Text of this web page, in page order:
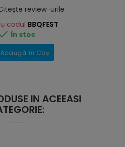
review-urile
codul BBQFEST
În stoc
Adaugă în Coș
IN ACEEASI